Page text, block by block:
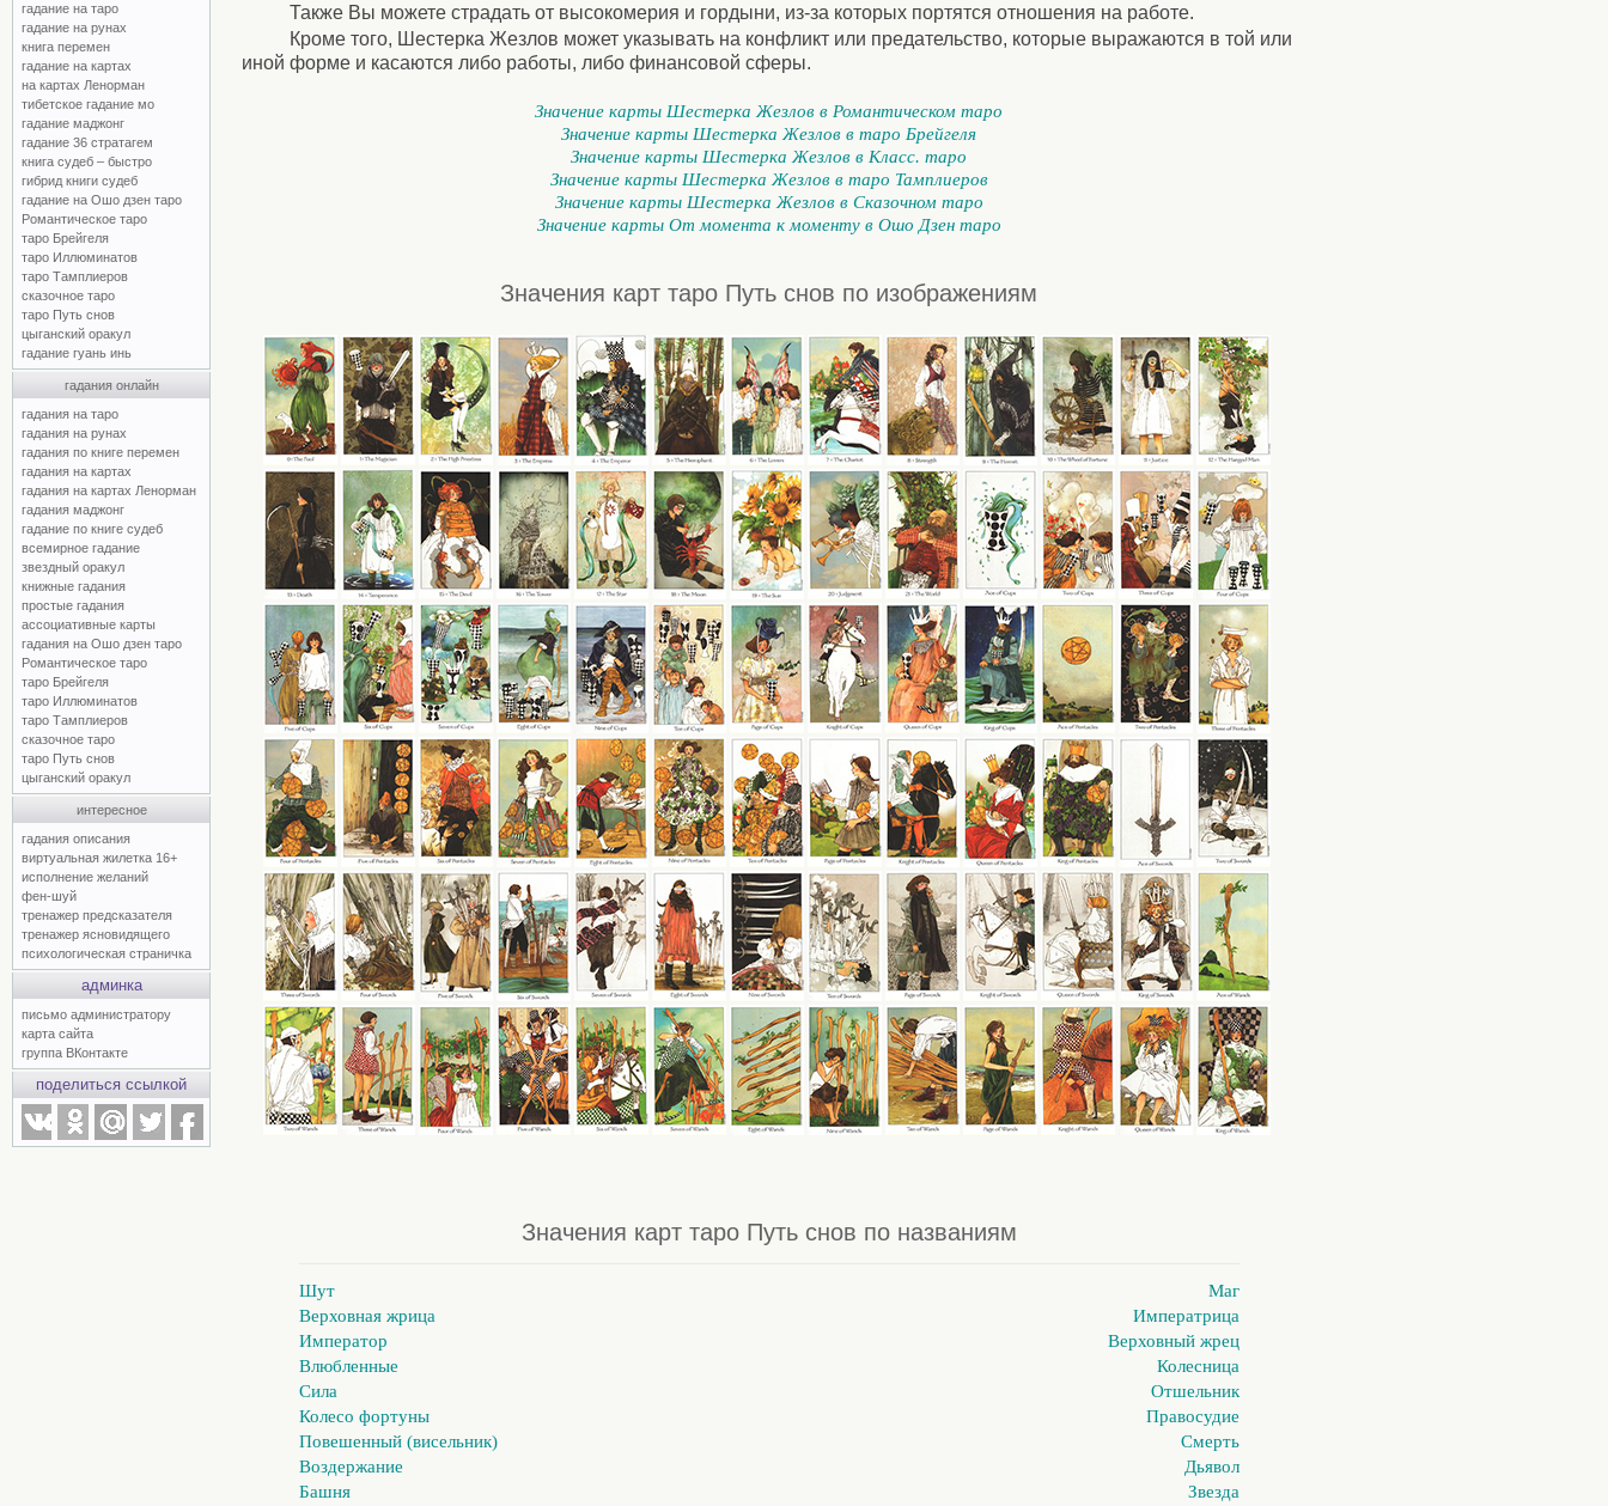
гадание на таро
гадание на рунах
книга перемен
гадание на картах
на картах Ленорман
тибетское гадание мо
гадание маджонг
гадание 36 стратагем
книга судеб – быстро
гибрид книги судеб
гадание на Ошо дзен таро
Романтическое таро
таро Брейгеля
таро Иллюминатов
таро Тамплиеров
сказочное таро
таро Путь снов
цыганский оракул
гадание гуань инь
гадания онлайн
гадания на таро
гадания на рунах
гадания по книге перемен
гадания на картах
гадания на картах Ленорман
гадания маджонг
гадание по книге судеб
всемирное гадание
звездный оракул
книжные гадания
простые гадания
ассоциативные карты
гадания на Ошо дзен таро
Романтическое таро
таро Брейгеля
таро Иллюминатов
таро Тамплиеров
сказочное таро
таро Путь снов
цыганский оракул
интересное
гадания описания
виртуальная жилетка 16+
исполнение желаний
фен-шуй
тренажер предсказателя
тренажер ясновидящего
психологическая страничка
админка
письмо администратору
карта сайта
группа ВКонтакте
поделиться ссылкой
Также Вы можете страдать от высокомерия и гордыни, из-за которых портятся отношения на работе.
Кроме того, Шестерка Жезлов может указывать на конфликт или предательство, которые выражаются в той или
иной форме и касаются либо работы, либо финансовой сферы.
Значение карты Шестерка Жезлов в Романтическом таро
Значение карты Шестерка Жезлов в таро Брейгеля
Значение карты Шестерка Жезлов в Класс. таро
Значение карты Шестерка Жезлов в таро Тамплиеров
Значение карты Шестерка Жезлов в Сказочном таро
Значение карты От момента к моменту в Ошо Дзен таро
Значения карт таро Путь снов по изображениям
Значения карт таро Путь снов по названиям
Шут
Маг
Верховная жрица
Императрица
Император
Верховный жрец
Влюбленные
Колесница
Сила
Отшельник
Колесо фортуны
Правосудие
Повешенный (висельник)
Смерть
Воздержание
Дьявол
Башня
Звезда